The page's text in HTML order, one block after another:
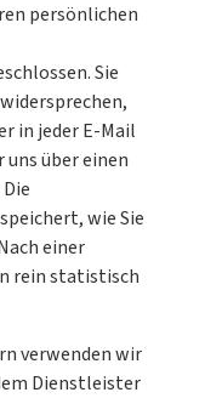
persönlichen
Sie
in jeder E-Mail
über einen
wie Sie
einer
rein statistisch
verwenden wir
Dienstleister